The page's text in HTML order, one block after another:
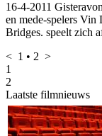
16-4-2011
en mede-spelers
Bridges. speelt zich
< 1 • 2 >
1
2
Laatste filmnieuws